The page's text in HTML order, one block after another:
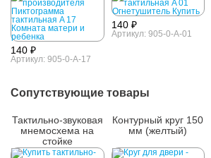
140 ₽
Артикул: 905-0-A-17
140 ₽
Артикул: 905-0-A-01
Сопутствующие товары
Тактильно-звуковая
мнемосхема на
стойке
Контурный круг 150
мм (желтый)